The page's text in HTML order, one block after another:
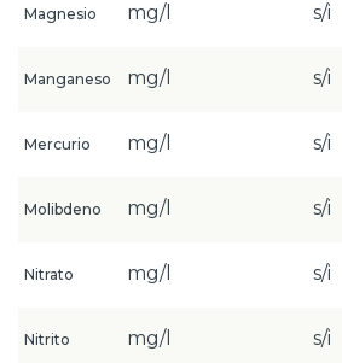
Magnesio mg/l s/i
Manganeso mg/l s/i
Mercurio mg/l s/i
Molibdeno mg/l s/i
Nitrato mg/l s/i
Nitrito mg/l s/i